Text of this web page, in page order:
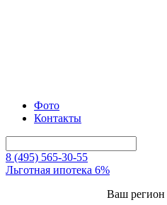
Фото
Контакты
8 (495) 565-30-55
Льготная ипотека 6%
Ваш регион